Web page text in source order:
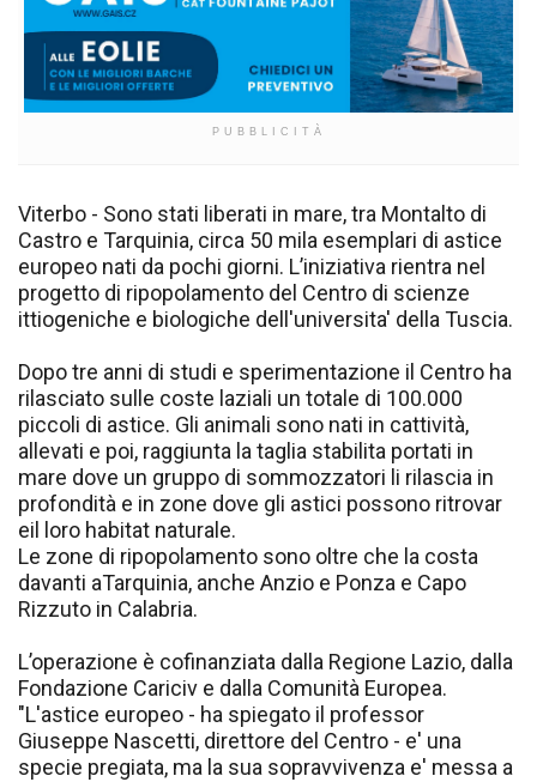
PUBBLICITÀ
Viterbo - Sono stati liberati in mare, tra Montalto di
Castro e Tarquinia, circa 50 mila esemplari di astice
europeo nati da pochi giorni. L’iniziativa rientra nel
progetto di ripopolamento del Centro di scienze
ittiogeniche e biologiche dell'universita' della Tuscia.
Dopo tre anni di studi e sperimentazione il Centro ha
rilasciato sulle coste laziali un totale di 100.000
piccoli di astice. Gli animali sono nati in cattività,
allevati e poi, raggiunta la taglia stabilita portati in
mare dove un gruppo di sommozzatori li rilascia in
profondità e in zone dove gli astici possono ritrovar
eil loro habitat naturale.
Le zone di ripopolamento sono oltre che la costa
davanti aTarquinia, anche Anzio e Ponza e Capo
Rizzuto in Calabria.
L’operazione è cofinanziata dalla Regione Lazio, dalla
Fondazione Cariciv e dalla Comunità Europea.
"L'astice europeo - ha spiegato il professor
Giuseppe Nascetti, direttore del Centro - e' una
specie pregiata, ma la sua sopravvivenza e' messa a